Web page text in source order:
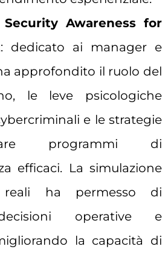
Security Awareness for
: dedicato ai manager e
approfondito il ruolo del
le leve psicologiche
e le strategie
programmi di
efficaci. La simulazione
ha permesso di
operative e
la capacità di